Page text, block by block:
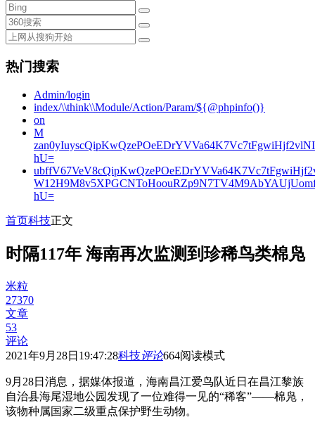
热门搜索
Admin/login
index/\\think\\Module/Action/Param/${@phpinfo()}
on
M
hU=
hU=
首页科技正文
时隔117年 海南再次监测到珍稀鸟类棉凫
米粒
27370
文章
53
评论
2021年9月28日19:47:28科技评论664阅读模式
9月28日消息，据媒体报道，海南昌江爱鸟队近日在昌江黎族
自治县海尾湿地公园发现了一位难得一见的“稀客”——棉凫，
该物种属国家二级重点保护野生动物。